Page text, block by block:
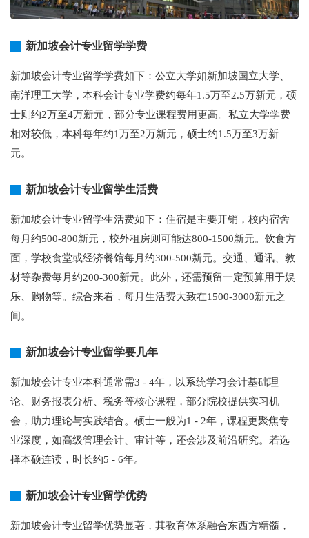
新加坡会计专业留学学费
新加坡会计专业留学学费如下：公立大学如新加坡国立大学、
南洋理工大学，本科会计专业学费约每年1.5万至2.5万新元，硕
士则约2万至4万新元，部分专业课程费用更高。私立大学学费
相对较低，本科每年约1万至2万新元，硕士约1.5万至3万新
元。
新加坡会计专业留学生活费
新加坡会计专业留学生活费如下：住宿是主要开销，校内宿舍
每月约500-800新元，校外租房则可能达800-1500新元。饮食方
面，学校食堂或经济餐馆每月约300-500新元。交通、通讯、教
材等杂费每月约200-300新元。此外，还需预留一定预算用于娱
乐、购物等。综合来看，每月生活费大致在1500-3000新元之
间。
新加坡会计专业留学要几年
新加坡会计专业本科通常需3 - 4年，以系统学习会计基础理
论、财务报表分析、税务等核心课程，部分院校提供实习机
会，助力理论与实践结合。硕士一般为1 - 2年，课程更聚焦专
业深度，如高级管理会计、审计等，还会涉及前沿研究。若选
择本硕连读，时长约5 - 6年。
新加坡会计专业留学优势
新加坡会计专业留学优势显著，其教育体系融合东西方精髓，